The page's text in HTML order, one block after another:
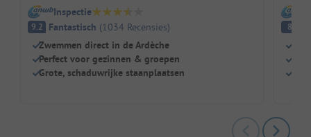
Inspectie
9.2 Fantastisch (1034 Recensies)
Zwemmen direct in de Ardèche
Perfect voor gezinnen & groepen
Grote, schaduwrijke staanplaatsen
8